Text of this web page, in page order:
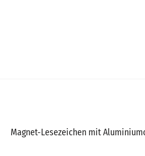
Magnet-Lesezeichen mit